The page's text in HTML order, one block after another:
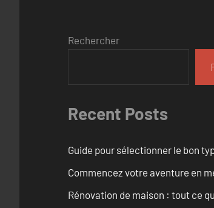
Rechercher
Recent Posts
Guide pour sélectionner le bon
Commencez votre aventure en
Rénovation de maison : tout ce